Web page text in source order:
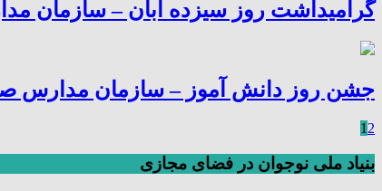
گرامیداشت روز سیزده آبان – سازمان
جشن روز دانش آموز – سازمان مدارس
1 2
بنیاد ملی نوجوان در فضای مجازی